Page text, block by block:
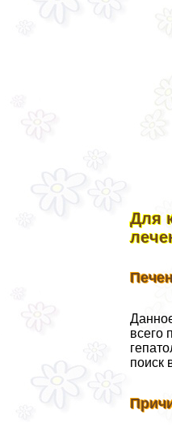
Для
всего
поиск